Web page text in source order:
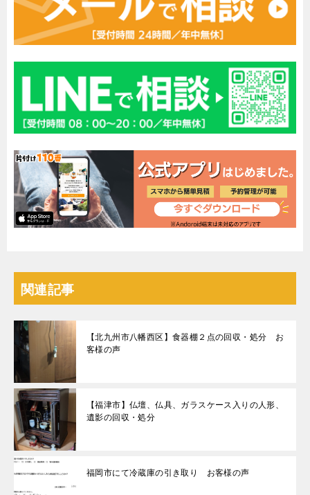
関連記事
【北九州市八幡西区】食器棚２点の回収・処分 お
客様の声
【福津市】仏壇、仏具、ガラスケース入りの人形、
遺影の回収・処分
福岡市にて冷蔵庫の引き取り お客様の声